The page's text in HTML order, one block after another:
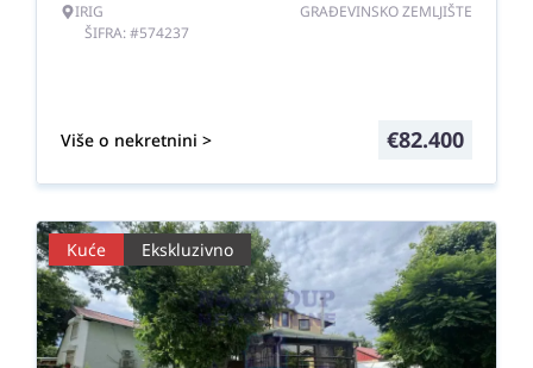
IRIG
ŠIFRA: #574237
GRAĐEVINSKO ZEMLJIŠTE
Više o nekretnini > €82.400
Kuće Ekskluzivno